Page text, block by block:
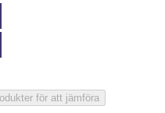
för att jämföra